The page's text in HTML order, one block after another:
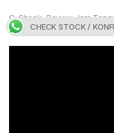
G-Shock,Review Jam
CHECK STOCK /